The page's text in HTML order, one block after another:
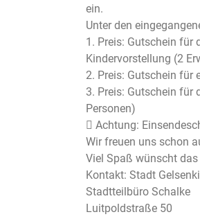
ein.
Unter den
1. Preis: Gutschein für
Kindervorstellung (2
2. Preis: Gutschein für
3. Preis: Gutschein für
Personen)
 Achtung:
Wir freuen uns schon
Viel Spaß wünscht
Kontakt: Stadt
Stadtteilbüro Schalke
Luitpoldstraße 50